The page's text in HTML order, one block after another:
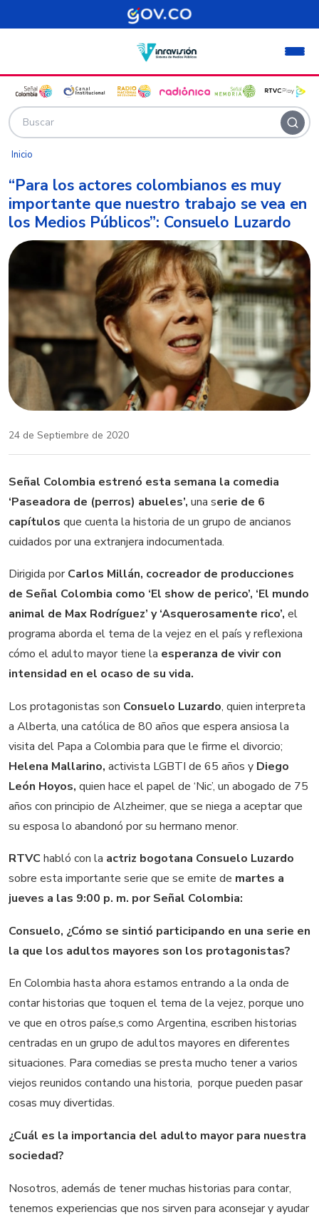
Pasar al contenido principal
Inicio
“Para los actores colombianos es muy
importante que nuestro trabajo se vea en
los Medios Públicos”: Consuelo Luzardo
24 de Septiembre de 2020
Señal Colombia estrenó esta semana la comedia
‘Paseadora de (perros) abueles’, una serie de 6
capítulos que cuenta la historia de un grupo de ancianos
cuidados por una extranjera indocumentada.
Dirigida porCarlos Millán, cocreador de producciones
de Señal Colombia como ‘El show de perico’, ‘El mundo
animal de Max Rodríguez’ y ‘Asquerosamente rico’, el
programa aborda el tema de la vejez en el país y reflexiona
cómo el adulto mayor tiene la esperanza de vivir con
intensidad en el ocaso de su vida.
Los protagonistas son Consuelo Luzardo, quien interpreta
a Alberta, una católica de 80 años que espera ansiosa la
visita del Papa a Colombia para que le firme el divorcio;
Helena Mallarino, activista LGBTI de 65 años y Diego
León Hoyos, quien hace el papel de ‘Nic’, un abogado de 75
años con principio de Alzheimer, que se niega a aceptar que
su esposa lo abandonó por su hermano menor.
RTVC habló con la actriz bogotana Consuelo Luzardo
sobre esta importante serie que se emite de martes a
jueves a las 9:00 p. m. por Señal Colombia:
Consuelo, ¿Cómo se sintió participando en una serie en
la que los adultos mayores son los protagonistas?
En Colombia hasta ahora estamos entrando a la onda de
contar historias que toquen el tema de la vejez, porque uno
ve que en otros paíse,s como Argentina, escriben historias
centradas en un grupo de adultos mayores en diferentes
situaciones. Para comedias se presta mucho tener a varios
viejos reunidos contando una historia, porque pueden pasar
cosas muy divertidas.
¿Cuál es la importancia del adulto mayor para nuestra
sociedad?
Nosotros, además de tener muchas historias para contar,
tenemos experiencias que nos sirven para aconsejar y ayudar